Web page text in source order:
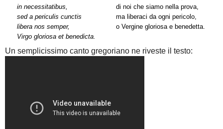
in necessitatibus,
sed a periculis cunctis
libera nos semper,
Virgo gloriosa et benedicta.
di noi che siamo nella prova,
ma liberaci da ogni pericolo,
o Vergine gloriosa e benedetta.
Un semplicissimo canto gregoriano ne riveste il testo: